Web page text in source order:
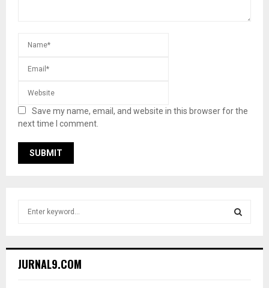
Save my name, email, and website in this browser for the
next time I comment.
h
JURNAL9.COM